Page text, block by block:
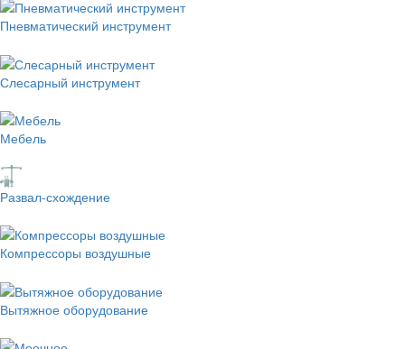
Пневматический инструмент
Слесарный инструмент
Мебель
Развал-схождение
Компрессоры воздушные
Вытяжное оборудование